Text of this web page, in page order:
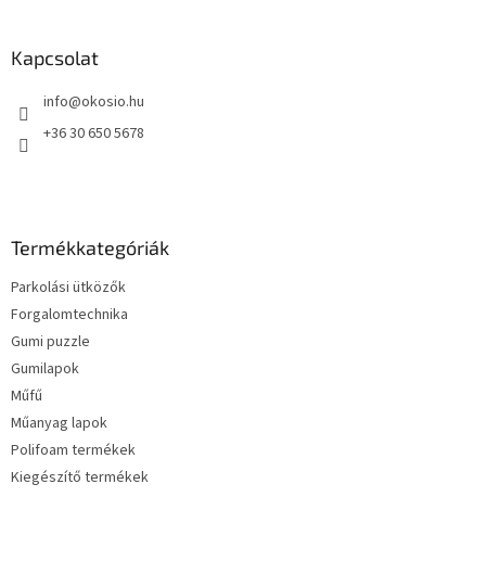
Kapcsolat
info@okosio.hu
+36 30 650 5678
Termékkategóriák
Parkolási ütközők
Forgalomtechnika
Gumi puzzle
Gumilapok
Műfű
Műanyag lapok
Polifoam termékek
Kiegészítő termékek